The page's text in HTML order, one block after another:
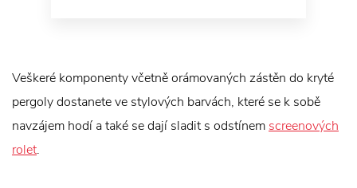
Veškeré komponenty včetně orámovaných zástěn do kryté
pergoly dostanete ve stylových barvách, které se k sobě
navzájem hodí a také se dají sladit s odstínem screenových
rolet.